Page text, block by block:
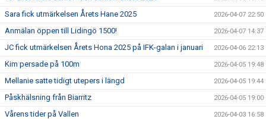
Sara fick utmärkelsen Årets Hane 2025 2026-04-07 22:50
Anmälan öppen till Lidingö 1500! 2026-04-07 14:37
JC fick utmärkelsen Årets Hona 2025 på IFK-galan i januari 2026-04-06 22:13
Kim persade på 100m 2026-04-05 19:48
Mellanie satte tidigt utepers i längd 2026-04-05 19:44
Påskhälsning från Biarritz 2026-04-05 19:00
Vårens tider på Vallen 2026-04-03 16:58